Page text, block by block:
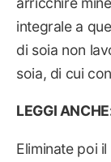
integrale a
di soia non
soia, di cui
LEGGI
Eliminate poi